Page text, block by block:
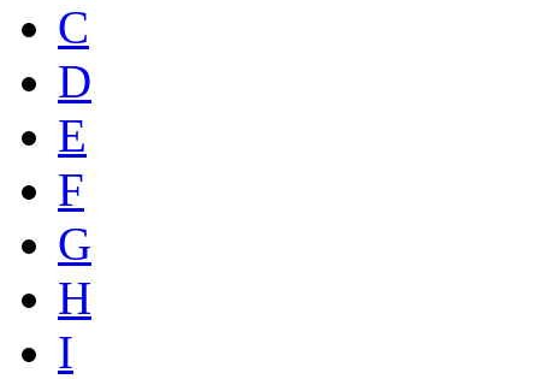
C
D
E
F
G
H
I